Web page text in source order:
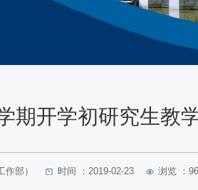
期开学初研究生教
部） 时间 ：2019-02-23 浏览 ：